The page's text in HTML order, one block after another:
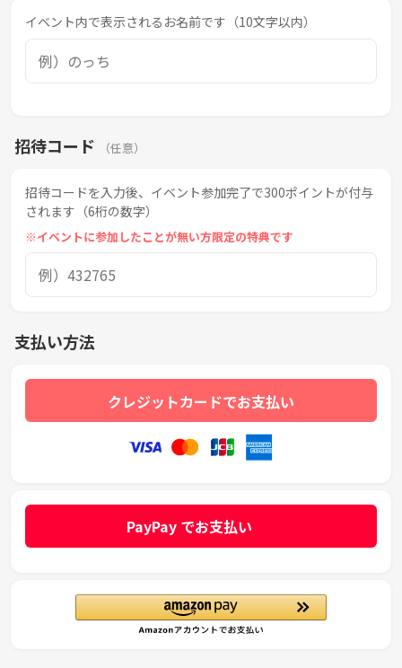
イベント内で表示されるお名前です（10文字以内）
招待コード （任意）
招待コードを入力後、イベント参加完了で300ポイントが付与
されます（6桁の数字）
※イベントに参加したことが無い方限定の特典です
支払い方法
クレジットカードでお支払い
PayPay でお支払い